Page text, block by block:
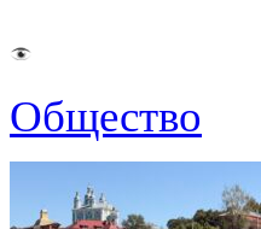
Общество